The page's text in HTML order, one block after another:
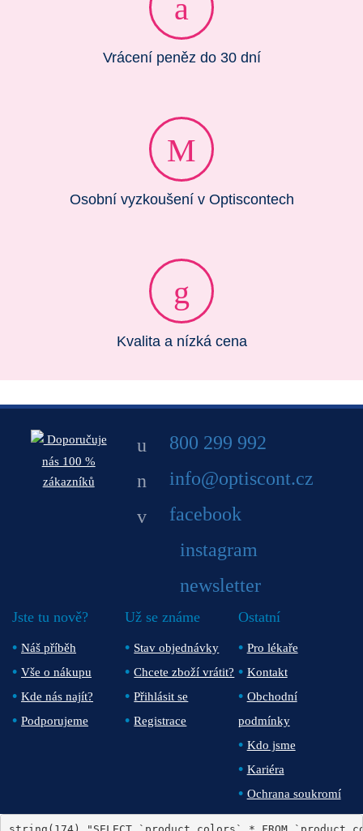
Vrácení peněz do 30 dní
Osobní vyzkoušení v Optiscontech
Kvalita a nízká cena
Doporučuje
nás 100 %
zákazníků
800 299 992
info@optiscont.cz
facebook
instagram
newsletter
Jste tu nově?
Náš příběh
Vše o nákupu
Kde nás najít?
Podporujeme
Už se známe
Stav objednávky
Chcete zboží vrátit?
Přihlásit se
Registrace
Ostatní
Pro lékaře
Kontakt
Obchodní
podmínky
Kdo jsme
Kariéra
Ochrana soukromí